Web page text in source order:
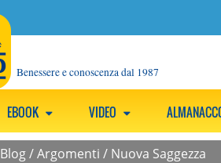
Benessere e conoscenza dal 1987
EBOOK VIDEO
Blog/Argomenti / Nuova Saggezza